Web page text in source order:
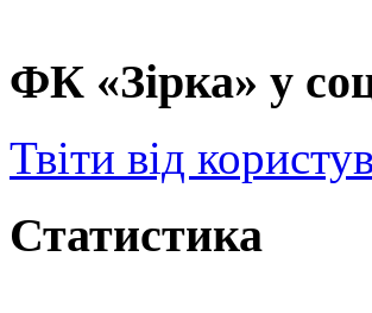
ФК «Зірка» у
Твіти від
Статистика